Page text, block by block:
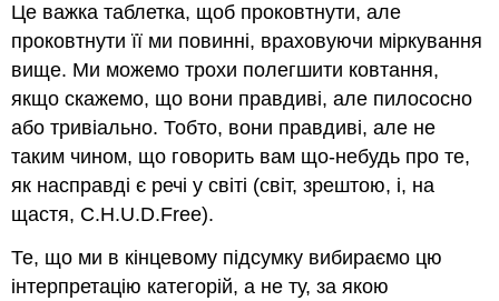
Це важка таблетка, щоб проковтнути, але
проковтнути її ми повинні, враховуючи міркування
вище. Ми можемо трохи полегшити ковтання,
якщо скажемо, що вони правдиві, але пилососно
або тривіально. Тобто, вони правдиві, але не
таким чином, що говорить вам що-небудь про те,
як насправді є речі у світі (світ, зрештою, і, на
щастя, C.H.U.D.Free).
Те, що ми в кінцевому підсумку вибираємо цю
інтерпретацію категорій, а не ту, за якою